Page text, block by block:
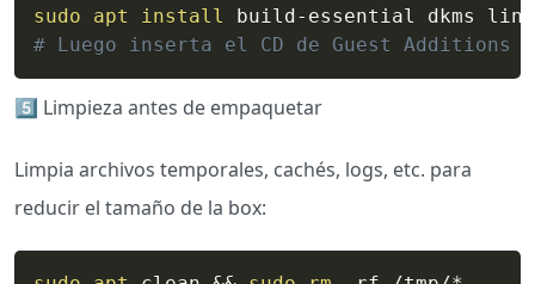
sudo apt install
build-essential dkms
# Luego inserta el CD de Guest Additions
5️⃣​ Limpieza antes de empaquetar
Limpia archivos temporales, cachés, logs, etc. para
reducir el tamaño de la box: